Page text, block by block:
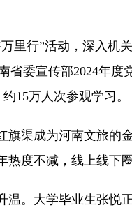
行”活动，深入机
委宣传部2024年
15万人次参观学习。
成为河南文旅的
度不减，线上线下圈
大学毕业生张悦